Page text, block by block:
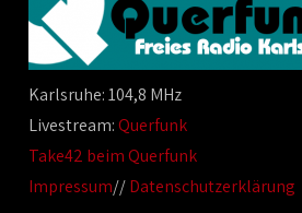
Karlsruhe: 104,8 MHz
Livestream:Querfunk
Take42 beim Querfunk
Impressum//Datenschutzerklärung